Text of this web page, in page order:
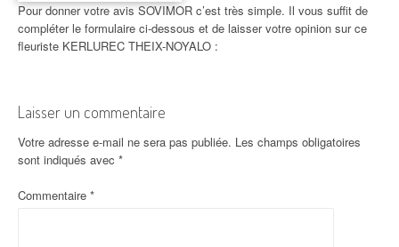
Pour donner votre avis SOVIMOR c’est très simple. Il vous suffit de
compléter le formulaire ci-dessous et de laisser votre opinion sur ce
fleuriste KERLUREC THEIX-NOYALO :
Laisser un commentaire
Votre adresse e-mail ne sera pas publiée. Les champs obligatoires
sont indiqués avec *
Commentaire *